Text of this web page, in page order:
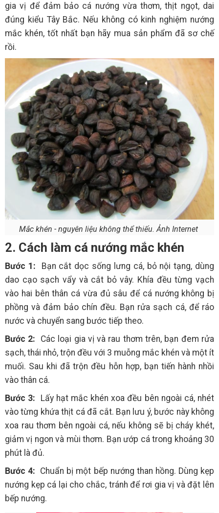
gia vị để đảm bảo cá nướng vừa thơm, thịt ngọt, dai
đúng kiểu Tây Bắc. Nếu không có kinh nghiệm nướng
mắc khén, tốt nhất bạn hãy mua sản phẩm đã sơ chế
rồi.
Mắc khén - nguyên liệu không thể thiếu. Ảnh Internet
2. Cách làm cá nướng mắc khén
Bước 1:
Bạn cắt dọc sống lưng cá, bỏ nội tạng, dùng
dao cạo sạch vẩy và cắt bỏ vây. Khía đều từng vạch
vào hai bên thân cá vừa đủ sâu để cá nướng không bị
phồng và đảm bảo chín đều. Bạn rửa sạch cá, để ráo
nước và chuyển sang bước tiếp theo.
Bước 2:
Các loại gia vị và rau thơm trên, bạn đem rửa
sạch, thái nhỏ, trộn đều với 3 muỗng mắc khén và một ít
muối. Sau khi đã trộn đều hỗn hợp, bạn tiến hành nhồi
vào thân cá.
Bước 3:
Lấy hạt mắc khén xoa đều bên ngoài cá, nhét
vào từng khứa thịt cá đã cắt. Bạn lưu ý, bước này không
xoa rau thơm bên ngoài cá, nếu không sẽ bị cháy khét,
giảm vị ngon và mùi thơm. Bạn ướp cá trong khoảng 30
phút là đủ.
Bước 4: Chuẩn bị một bếp nướng than hồng. Dùng kẹp
nướng kẹp cá lại cho chắc, tránh để rơi gia vị và đặt lên
bếp nướng.